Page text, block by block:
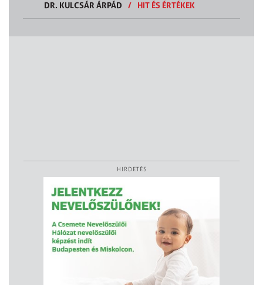
DR. KULCSÁR ÁRPÁD
/ HIT ÉS ÉRTÉKEK
HIRDETÉS